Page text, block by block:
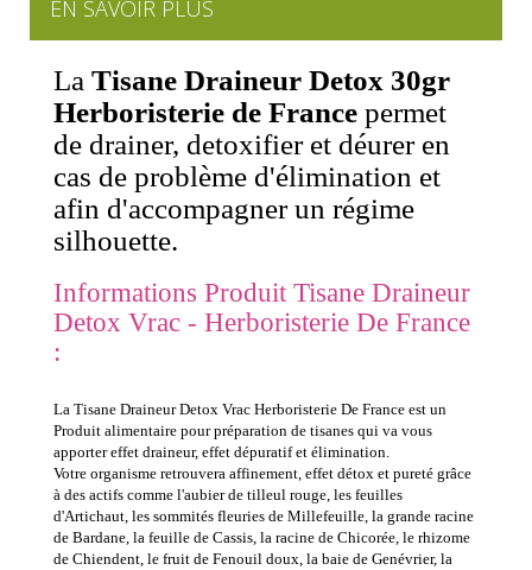
EN SAVOIR PLUS
La Tisane Draineur Detox 30gr
Herboristerie de France permet
de drainer, detoxifier et déurer en
cas de problème d'élimination et
afin d'accompagner un régime
silhouette.
Informations Produit Tisane Draineur
Detox Vrac - Herboristerie De France
:
La Tisane Draineur Detox Vrac Herboristerie De France est un
Produit alimentaire pour préparation de tisanes qui va vous
apporter effet draineur, effet dépuratif et élimination.
Votre organisme retrouvera affinement, effet détox et pureté grâce
à des actifs comme l'aubier de tilleul rouge, les feuilles
d'Artichaut, les sommités fleuries de Millefeuille, la grande racine
de Bardane, la feuille de Cassis, la racine de Chicorée, le rhizome
de Chiendent, le fruit de Fenouil doux, la baie de Genévrier, la